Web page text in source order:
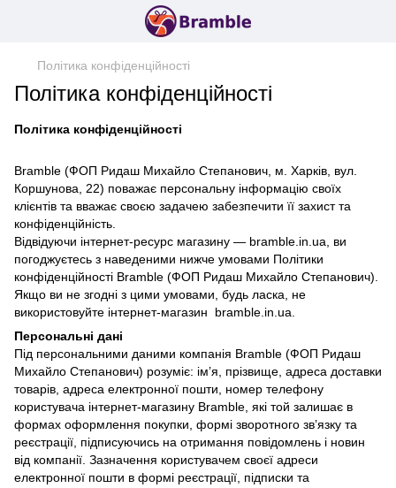
Політика конфіденційності
Політика конфіденційності
Політика конфіденційності
Bramble (ФОП Ридаш Михайло Степанович, м. Харків, вул.
Коршунова, 22) поважає персональну інформацію своїх
клієнтів та вважає своєю задачею забезпечити її захист та
конфіденційність.
Відвідуючи інтернет-ресурс магазину — bramble.in.ua, ви
погоджуєтесь з наведеними нижче умовами Політики
конфіденційності Bramble (ФОП Ридаш Михайло Степанович).
Якщо ви не згодні з цими умовами, будь ласка, не
використовуйте інтернет-магазин bramble.in.ua.
Персональні дані
Під персональними даними компанія Bramble (ФОП Ридаш
Михайло Степанович) розуміє: ім’я, прізвище, адреса доставки
товарів, адреса електронної пошти, номер телефону
користувача інтернет-магазину Bramble, які той залишає в
формах оформлення покупки, формі зворотного зв’язку та
реєстрації, підписуючись на отримання повідомлень і новин
від компанії. Зазначення користувачем своєї адреси
електронної пошти в формі реєстрації, підписки та